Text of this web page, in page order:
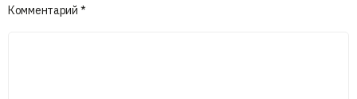
Комментарий *